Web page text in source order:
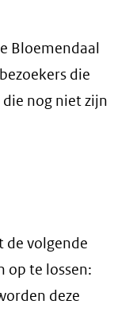
Bloemendaal
die
nog niet zijn
de volgende
op te lossen:
deze